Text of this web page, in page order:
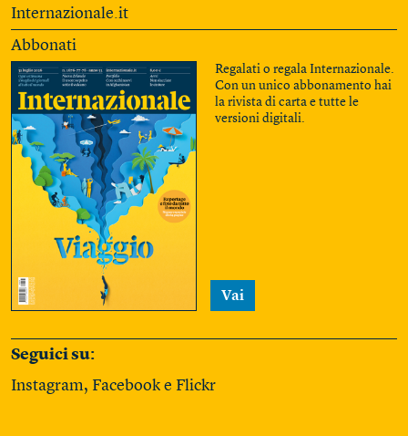
Internazionale.it
Abbonati
Regalati o regala Internazionale.
Con un unico abbonamento hai
la rivista di carta e tutte le
versioni digitali.
Vai
Seguici su:
Instagram, Facebook e Flickr